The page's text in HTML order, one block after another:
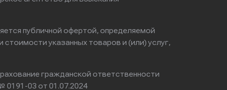
публичной офертой, определяемой
указанных товаров и (или) услуг,
гражданской ответственности
0191-03 от 01.07.2024